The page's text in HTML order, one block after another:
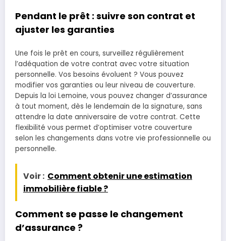
Pendant le prêt : suivre son contrat et
ajuster les garanties
Une fois le prêt en cours, surveillez régulièrement
l’adéquation de votre contrat avec votre situation
personnelle. Vos besoins évoluent ? Vous pouvez
modifier vos garanties ou leur niveau de couverture.
Depuis la loi Lemoine, vous pouvez changer d’assurance
à tout moment, dès le lendemain de la signature, sans
attendre la date anniversaire de votre contrat. Cette
flexibilité vous permet d’optimiser votre couverture
selon les changements dans votre vie professionnelle ou
personnelle.
Voir : Comment obtenir une estimation
immobilière fiable ?
Comment se passe le changement
d’assurance ?